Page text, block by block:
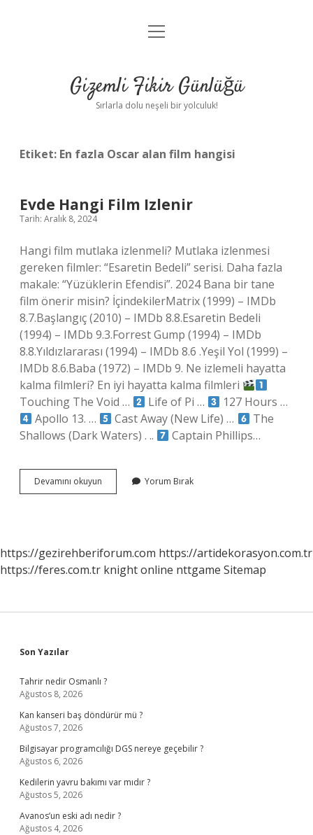
Anasayfa
Yasal Uyarı
menüyü
Gizemli Fikir Günlüğü
Sırlarla dolu neşeli bir yolculuk!
Etiket: En fazla Oscar alan film hangisi
Evde Hangi Film Izlenir
Tarih: Aralık 8, 2024
Hangi film mutlaka izlenmeli? Mutlaka izlenmesi
gereken filmler: “Esaretin Bedeli” serisi. Daha fazla
makale: “Yüzüklerin Efendisi”. 2024 Bana bir tane
film önerir misin? İçindekilerMatrix (1999) – IMDb
8.7.Başlangıç ​​(2010) – IMDb 8.8.Esaretin Bedeli
(1994) – IMDb 9.3.Forrest Gump (1994) – IMDb
8.8.Yıldızlararası (1994) – IMDb 8.6 .Yeşil Yol (1999) –
IMDb 8.6.Baba (1972) – IMDb 9. Ne izlemeli hayatta
kalma filmleri? En iyi hayatta kalma filmleri
Touching The Void …
Life of Pi …
127 Hours …
Apollo 13. …
Cast Away (New Life) …
The
Shallows (Dark Waters) . ..
Captain Phillips…
Devamını okuyun
Hangi
Yorum Bırak
https://gezirehberiforum.com https://artidekorasyon.com.tr
https://feres.com.tr knight online nttgame Sitemap
Sidebar
Son Yazılar
Tahrir nedir Osmanlı ?
Ağustos 8, 2026
Kan kanseri baş döndürür mü ?
Ağustos 7, 2026
Bilgisayar programcılığı DGS nereye geçebilir ?
Ağustos 6, 2026
Kedilerin yavru bakımı var mıdır ?
Ağustos 5, 2026
Avanos’un eski adı nedir ?
Ağustos 4, 2026